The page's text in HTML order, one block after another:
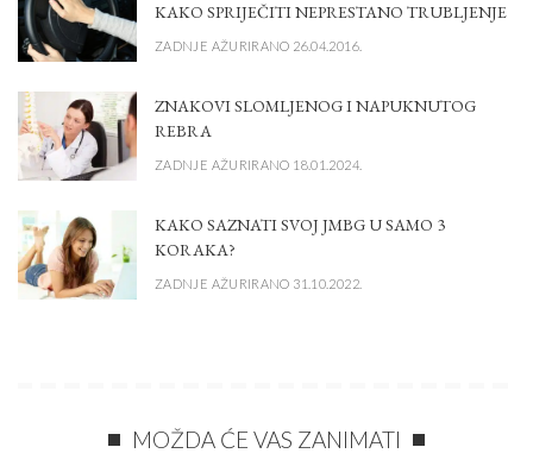
KAKO SPRIJEČITI NEPRESTANO TRUBLJENJE
ZADNJE AŽURIRANO 26.04.2016.
ZNAKOVI SLOMLJENOG I NAPUKNUTOG
REBRA
ZADNJE AŽURIRANO 18.01.2024.
KAKO SAZNATI SVOJ JMBG U SAMO 3
KORAKA?
ZADNJE AŽURIRANO 31.10.2022.
MOŽDA ĆE VAS ZANIMATI